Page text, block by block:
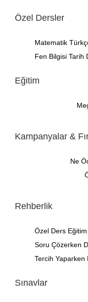
Özel Dersler
Matematik
Fen Bilgisi Tarih
Eğitim
Kampanyalar &
Ne
Rehberlik
Özel Ders
Soru Çözerken
Tercih Yaparken
Sınavlar